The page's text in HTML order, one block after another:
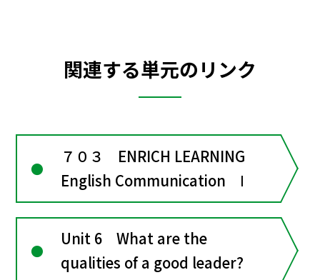
関連する単元のリンク
７０３ ENRICH LEARNING
English Communication Ⅰ
Unit 6 What are the
qualities of a good leader?